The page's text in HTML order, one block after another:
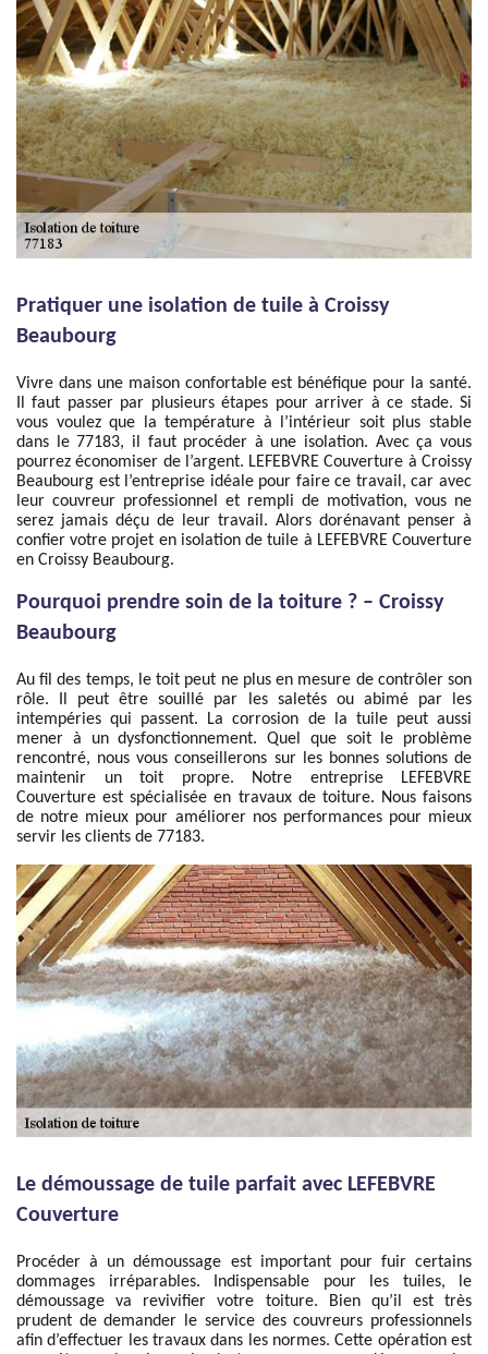
Pratiquer une isolation de tuile à Croissy
Beaubourg
Vivre dans une maison confortable est bénéfique pour la santé.
Il faut passer par plusieurs étapes pour arriver à ce stade. Si
vous voulez que la température à l’intérieur soit plus stable
dans le 77183, il faut procéder à une isolation. Avec ça vous
pourrez économiser de l’argent. LEFEBVRE Couverture à Croissy
Beaubourg est l’entreprise idéale pour faire ce travail, car avec
leur couvreur professionnel et rempli de motivation, vous ne
serez jamais déçu de leur travail. Alors dorénavant penser à
confier votre projet en isolation de tuile à LEFEBVRE Couverture
en Croissy Beaubourg.
Pourquoi prendre soin de la toiture ? – Croissy
Beaubourg
Au fil des temps, le toit peut ne plus en mesure de contrôler son
rôle. Il peut être souillé par les saletés ou abimé par les
intempéries qui passent. La corrosion de la tuile peut aussi
mener à un dysfonctionnement. Quel que soit le problème
rencontré, nous vous conseillerons sur les bonnes solutions de
maintenir un toit propre. Notre entreprise LEFEBVRE
Couverture est spécialisée en travaux de toiture. Nous faisons
de notre mieux pour améliorer nos performances pour mieux
servir les clients de 77183.
Le démoussage de tuile parfait avec LEFEBVRE
Couverture
Procéder à un démoussage est important pour fuir certains
dommages irréparables. Indispensable pour les tuiles, le
démoussage va revivifier votre toiture. Bien qu’il est très
prudent de demander le service des couvreurs professionnels
afin d’effectuer les travaux dans les normes. Cette opération est